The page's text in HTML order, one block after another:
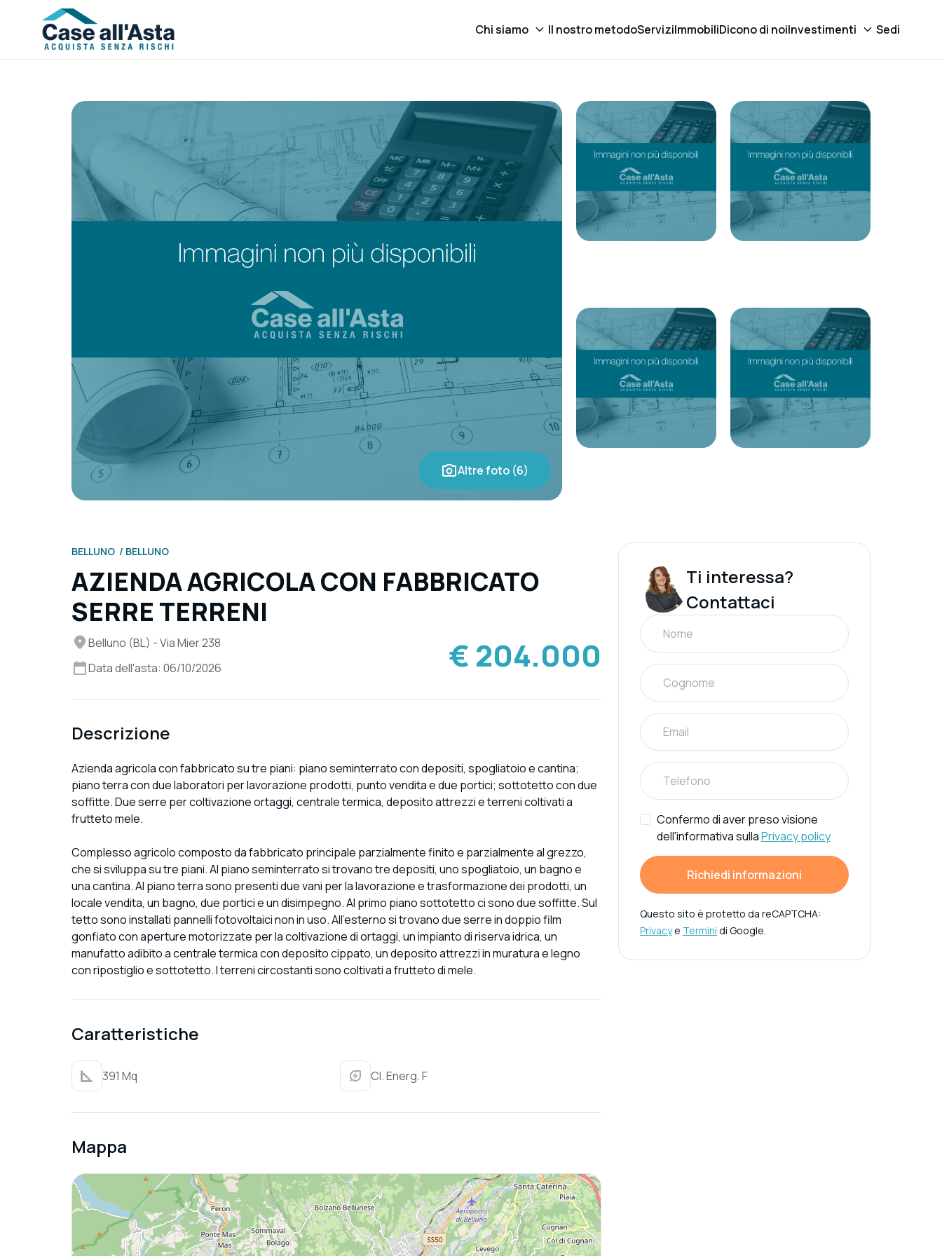
Chi siamo Il nostro metodoServiziImmobiliDicono di noiInvestimenti Sedi
Altre foto (6)
BELLUNO BELLUNO
AZIENDA AGRICOLA CON FABBRICATO
SERRE TERRENI
Belluno (BL) - Via Mier 238
Data dell'asta: 06/10/2026
€ 204.000
Descrizione
Azienda agricola con fabbricato su tre piani: piano seminterrato con depositi, spogliatoio e cantina;
piano terra con due laboratori per lavorazione prodotti, punto vendita e due portici; sottotetto con due
soffitte. Due serre per coltivazione ortaggi, centrale termica, deposito attrezzi e terreni coltivati a
frutteto mele.
Complesso agricolo composto da fabbricato principale parzialmente finito e parzialmente al grezzo,
che si sviluppa su tre piani. Al piano seminterrato si trovano tre depositi, uno spogliatoio, un bagno e
una cantina. Al piano terra sono presenti due vani per la lavorazione e trasformazione dei prodotti, un
locale vendita, un bagno, due portici e un disimpegno. Al primo piano sottotetto ci sono due soffitte. Sul
tetto sono installati pannelli fotovoltaici non in uso. All'esterno si trovano due serre in doppio film
gonfiato con aperture motorizzate per la coltivazione di ortaggi, un impianto di riserva idrica, un
manufatto adibito a centrale termica con deposito cippato, un deposito attrezzi in muratura e legno
con ripostiglio e sottotetto. I terreni circostanti sono coltivati a frutteto di mele.
Caratteristiche
391 Mq Cl. Energ. F
Mappa
Ti interessa?
Contattaci
Confermo di aver preso visione
dell'informativa sullaPrivacy policy
Richiedi informazioni
Questo sito è protetto da reCAPTCHA:
Privacye Termini di Google.